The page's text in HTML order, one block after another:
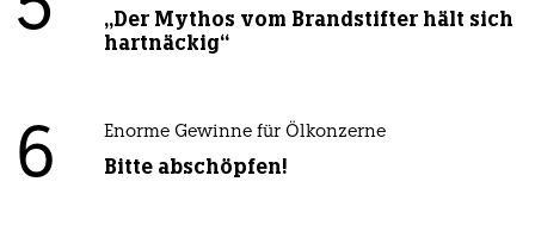
„Der Mythos vom Brandstifter hält sich
hartnäckig“
6 Enorme Gewinne für Ölkonzerne
Bitte abschöpfen!